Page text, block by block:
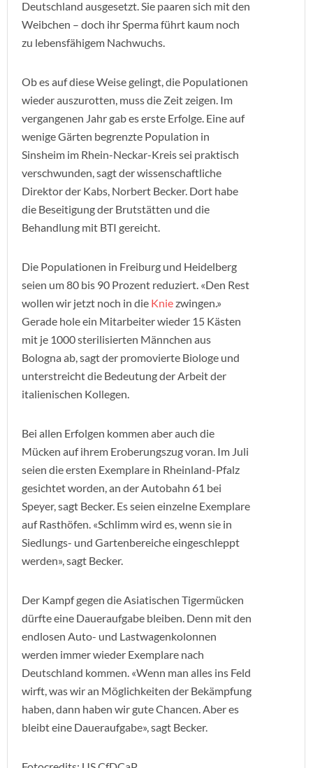
Deutschland ausgesetzt. Sie paaren sich mit den
Weibchen – doch ihr Sperma führt kaum noch
zu lebensfähigem Nachwuchs.
Ob es auf diese Weise gelingt, die Populationen
wieder auszurotten, muss die Zeit zeigen. Im
vergangenen Jahr gab es erste Erfolge. Eine auf
wenige Gärten begrenzte Population in
Sinsheim im Rhein-Neckar-Kreis sei praktisch
verschwunden, sagt der wissenschaftliche
Direktor der Kabs, Norbert Becker. Dort habe
die Beseitigung der Brutstätten und die
Behandlung mit BTI gereicht.
Die Populationen in Freiburg und Heidelberg
seien um 80 bis 90 Prozent reduziert. «Den Rest
wollen wir jetzt noch in die Kniezwingen.»
Gerade hole ein Mitarbeiter wieder 15 Kästen
mit je 1000 sterilisierten Männchen aus
Bologna ab, sagt der promovierte Biologe und
unterstreicht die Bedeutung der Arbeit der
italienischen Kollegen.
Bei allen Erfolgen kommen aber auch die
Mücken auf ihrem Eroberungszug voran. Im Juli
seien die ersten Exemplare in Rheinland-Pfalz
gesichtet worden, an der Autobahn 61 bei
Speyer, sagt Becker. Es seien einzelne Exemplare
auf Rasthöfen. «Schlimm wird es, wenn sie in
Siedlungs- und Gartenbereiche eingeschleppt
werden», sagt Becker.
Der Kampf gegen die Asiatischen Tigermücken
dürfte eine Daueraufgabe bleiben. Denn mit den
endlosen Auto- und Lastwagenkolonnen
werden immer wieder Exemplare nach
Deutschland kommen. «Wenn man alles ins Feld
wirft, was wir an Möglichkeiten der Bekämpfung
haben, dann haben wir gute Chancen. Aber es
bleibt eine Daueraufgabe», sagt Becker.